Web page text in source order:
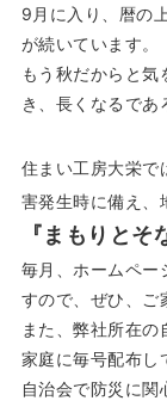
9月に入り、暦の
が続いています。
もう秋だからと
き、長くなるであ
住まい工房大栄で
害発生時に備え、
『まもりとそ
毎月、ホームペー
すので、ぜひ、ご
また、弊社所在
家庭に毎号配布し
自治会で防災に